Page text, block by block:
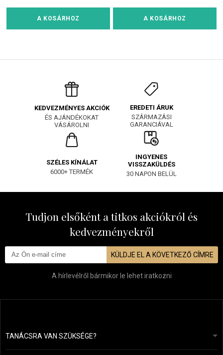
A KOSÁRHOZ A KOSÁRHOZ
KEDVEZMÉNYES AKCIÓK
ÉS AJÁNDÉKOKAT
VÁSÁROLNI
EREDETI ÁRUK
SZÁRMAZÁSI
GARANCIÁVAL
SZÉLES KÍNÁLAT
6000+ TERMÉK
INGYENES
VISSZAKÜLDÉS
30 NAPON BELÜL
Tudjon elsőként a titkos akciókról és
kedvezményekről
KÜLDJE EL A KÖVETKEZŐ CÍMRE
A hírlevélről bármikor le lehet iratkozni
TANÁCSRA VAN SZÜKSÉGE?info@mapeja.hu
24 órán belül válaszolunk.
Általános szerződési feltételek (ÁSZF)